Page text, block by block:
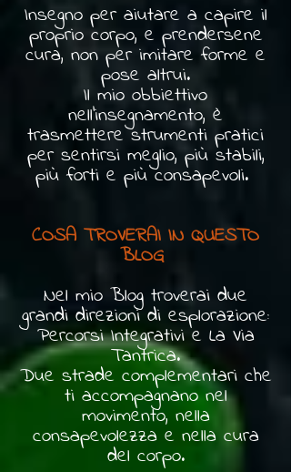
Insegno per aiutare a capire il
proprio corpo, e prendersene
cura, non per imitare forme e
pose altrui.
Il mio obbiettivo
nell'insegnamento, è
trasmettere strumenti pratici
per sentirsi meglio, più stabili,
più forti e più consapevoli.
COSA TROVERAI IN QUESTO
BLOG
Nel mio Blog troverai due
grandi direzioni di esplorazione:
Percorsi Integrativi e La Via
Tantrica.
Due strade complementari che
ti accompagnano nel
movimento, nella
consapevolezza e nella cura
del corpo.